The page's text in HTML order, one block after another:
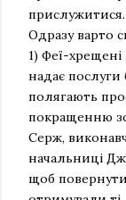
прислужитися.
Одразу варто
1) Феї-
надає послуги
полягають
покращенню
Серж,
начальниці
щоб